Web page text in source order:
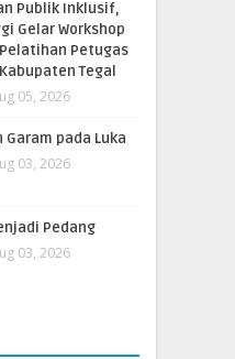
Publik Inklusif,
Gelar Workshop
Petugas
Tegal
05, 2026
Garam pada Luka
03, 2026
Pedang
03, 2026